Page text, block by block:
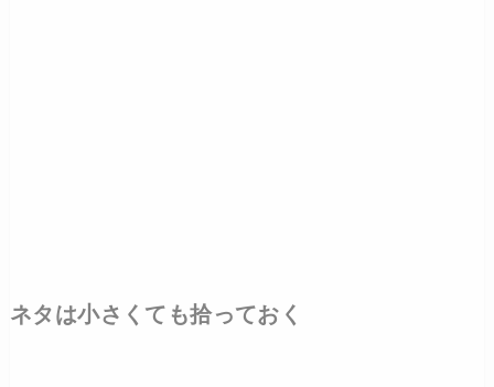
ネタは小さくても拾っておく